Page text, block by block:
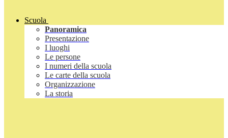
Scuola
Panoramica
Presentazione
I luoghi
Le persone
I numeri della scuola
Le carte della scuola
Organizzazione
La storia